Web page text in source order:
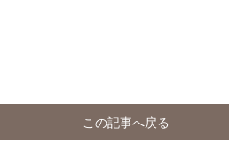
この記事へ戻る